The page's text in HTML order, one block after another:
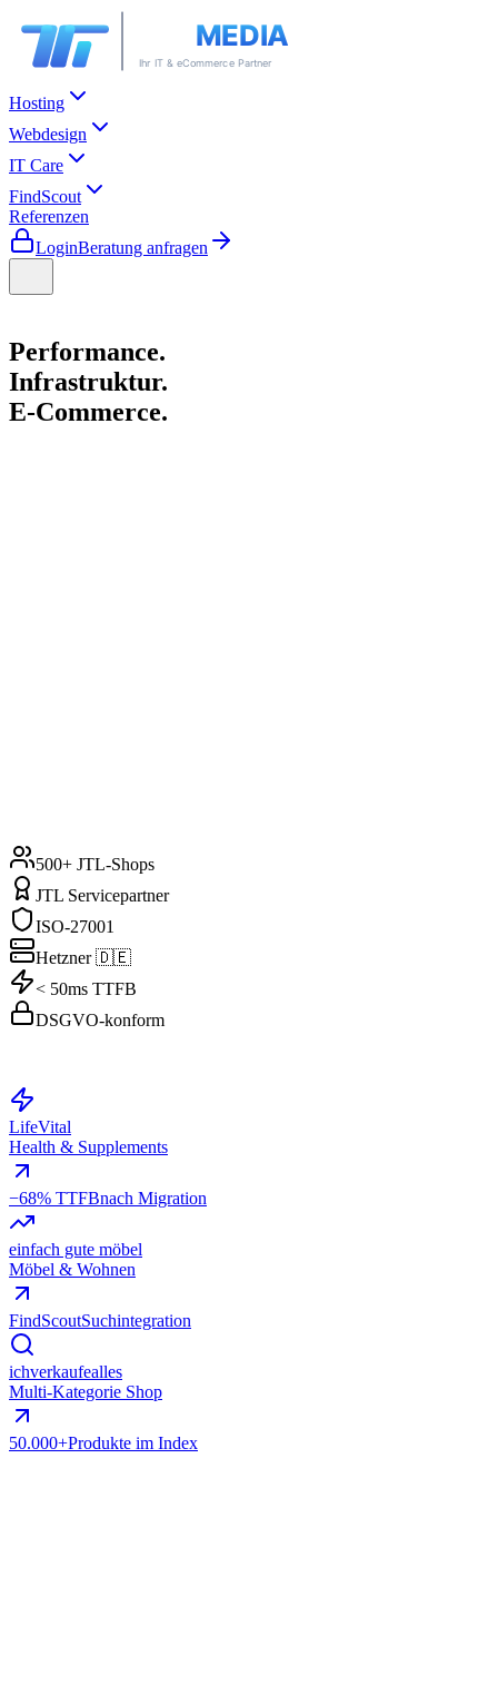
Hosting
Webdesign
IT Care
FindScout
Referenzen
LoginBeratung anfragen
Performance.
Infrastruktur.
E-Commerce.
500+ JTL-Shops
JTL Servicepartner
ISO-27001
Hetzner 🇩🇪
< 50ms TTFB
DSGVO-konform
LifeVital
Health & Supplements
−68% TTFBnach Migration
einfach gute möbel
Möbel & Wohnen
FindScoutSuchintegration
ichverkaufealles
Multi-Kategorie Shop
50.000+Produkte im Index